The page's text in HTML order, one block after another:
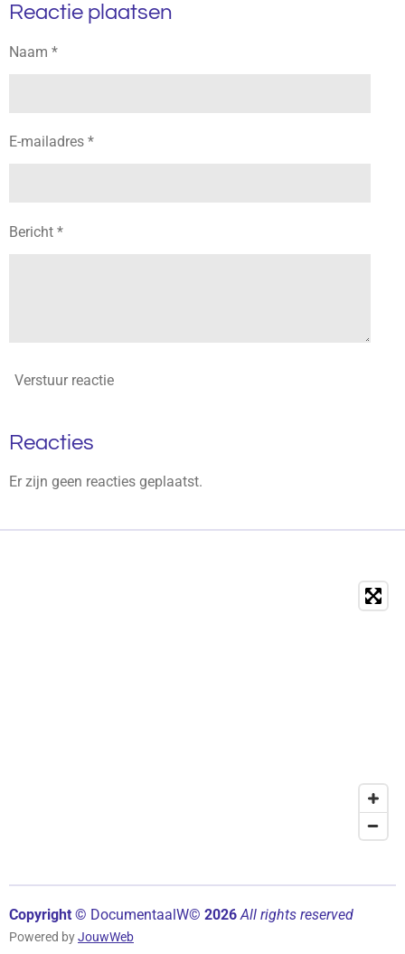
e
l
r
e
e
Reactie plaatsen
Naam *
E-mailadres *
Bericht *
Verstuur reactie
Reacties
Er zijn geen reacties geplaatst.
Copyright © DocumentaalW© 2026All rights reserved
Powered byJouwWeb